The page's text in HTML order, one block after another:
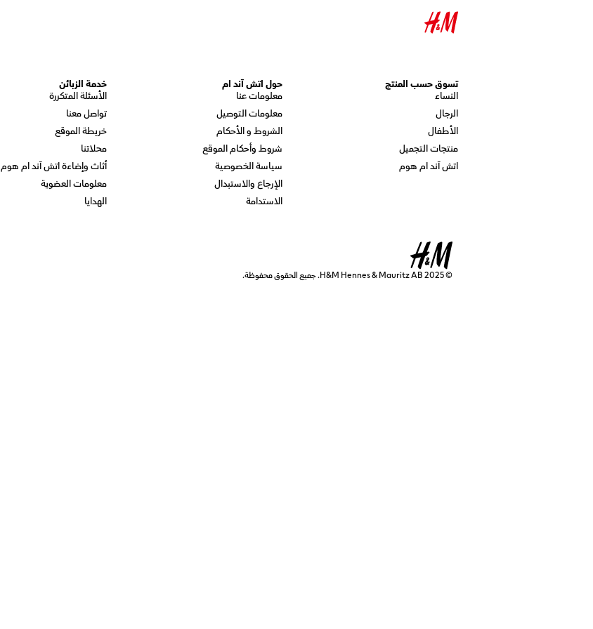
تسوق حسب المنتج
النساء
الرجال
الأطفال
منتجات التجميل
اتش آند ام هوم
حول اتش آند ام
معلومات عنا
معلومات التوصيل
الشروط و الأحكام
شروط وأحكام الموقع
سياسة الخصوصية
الإرجاع والاستبدال
الاستدامة
خدمة الزبائن
الأسئلة المتكررة
تواصل معنا
خريطة الموقع
محلاتنا
أثاث وإضاءة اتش آند ام هوم
معلومات العضوية
الهدايا
© 2025 H&M Hennes & Mauritz AB. جميع الحقوق محفوظة.